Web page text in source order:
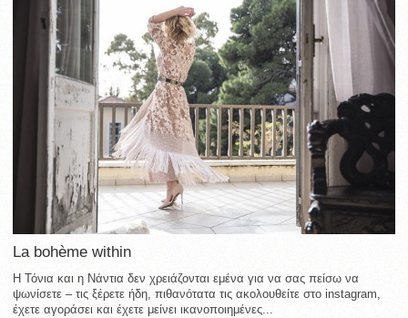
La bohème within
Η Τόνια και η Νάντια δεν χρειάζονται εμένα για να σας πείσω να
ψωνίσετε – τις ξέρετε ήδη, πιθανότατα τις ακολουθείτε στο instagram,
έχετε αγοράσει και έχετε μείνει ικανοποιημένες...